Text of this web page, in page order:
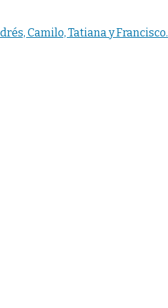
Camilo, Tatiana y Francisco.